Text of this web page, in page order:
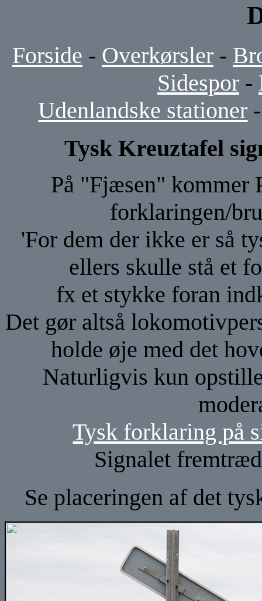
Forside - Overkørsler -
Sidespor -
Udenlandske stationer
Tysk Kreuztafel
På "Fjæsen" kommer
forklaringen/
'For dem der ikke er så
ellers skulle stå et
fx et stykke foran
Det gør altså
holde øje med det
Naturligvis kun
Tysk forklaring på
Signalet
Se placeringen af det